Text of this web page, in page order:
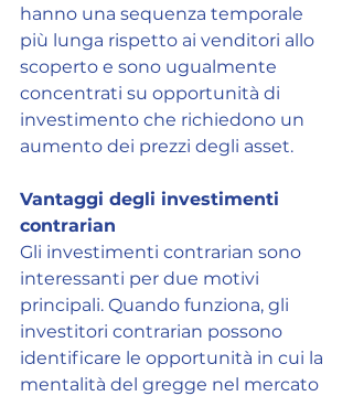
hanno una sequenza temporale
più lunga rispetto ai venditori allo
scoperto e sono ugualmente
concentrati su opportunità di
investimento che richiedono un
aumento dei prezzi degli asset.
Vantaggi degli investimenti
contrarian
Gli investimenti contrarian sono
interessanti per due motivi
principali. Quando funziona, gli
investitori contrarian possono
identificare le opportunità in cui la
mentalità del gregge nel mercato